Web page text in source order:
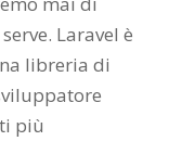
Laravel è
libreria di
più